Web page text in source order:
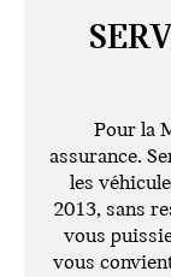
Pour la
assurance.
les
2013, sans
vous
vous